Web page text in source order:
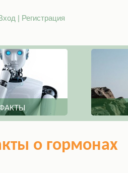
| Регистрация
ФАКТЫ
о гормонах